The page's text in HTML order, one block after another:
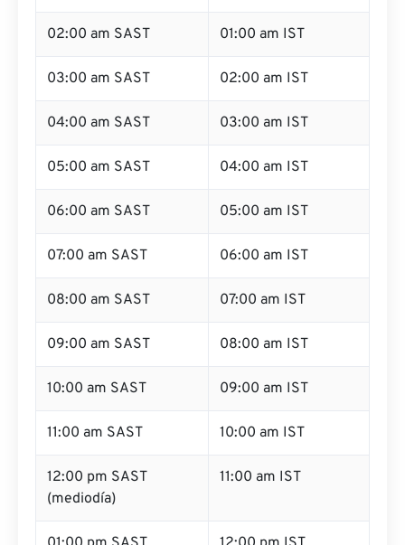
02:00 am SAST 01:00 am IST
03:00 am SAST 02:00 am IST
04:00 am SAST 03:00 am IST
05:00 am SAST 04:00 am IST
06:00 am SAST 05:00 am IST
07:00 am SAST 06:00 am IST
08:00 am SAST 07:00 am IST
09:00 am SAST 08:00 am IST
10:00 am SAST 09:00 am IST
11:00 am SAST 10:00 am IST
12:00 pm SAST
(mediodía)
11:00 am IST